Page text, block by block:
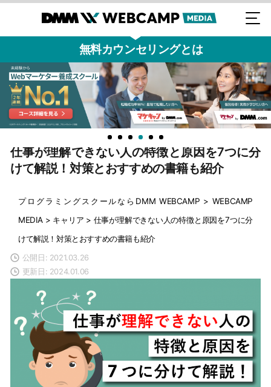
無料カウンセリングとは
仕事が理解できない人の特徴と原因を7つに分
けて解説！対策とおすすめの書籍も紹介
プログラミングスクールならDMM WEBCAMP > WEBCAMP
MEDIA > キャリア > 仕事が理解できない人の特徴と原因を7つに分
けて解説！対策とおすすめの書籍も紹介
公開日: 2021.03.26
更新日: 2024.01.06